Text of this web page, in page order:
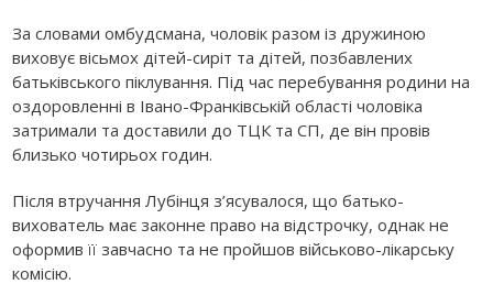
За словами омбудсмана, чоловік разом із дружиною
виховує вісьмох дітей-сиріт та дітей, позбавлених
батьківського піклування. Під час перебування родини на
оздоровленні в Івано-Франківській області чоловіка
затримали та доставили до ТЦК та СП, де він провів
близько чотирьох годин.
Після втручання Лубінця з’ясувалося, що батько-
вихователь має законне право на відстрочку, однак не
оформив її завчасно та не пройшов військово-лікарську
комісію.